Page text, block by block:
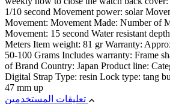
1/10 second Movement power: solar
Movement: Movement Made: Number of
Movement: 15 second Water resistant
Meters Item weight: 81 gr Warranty:
50-100 Grams Includes warranty: Frame
of Brand Country: Japan Product line:
Digital Strap Type: resin Lock type: tang
47 mm up